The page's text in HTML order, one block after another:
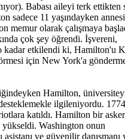
Babası aileyi terk ettikten
sadece 11 yaşındayken
memur olarak çalışmaya
çok şey öğrendi. İşvereni,
kadar etkilendi ki, Hamilton'u
için New York'a
Hamilton,
ilgileniyordu.
katıldı. Hamilton bir
yükseldi. Washington onun
ve güvenilir danışmanı